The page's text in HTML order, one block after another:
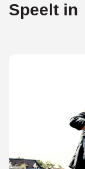
Speelt in